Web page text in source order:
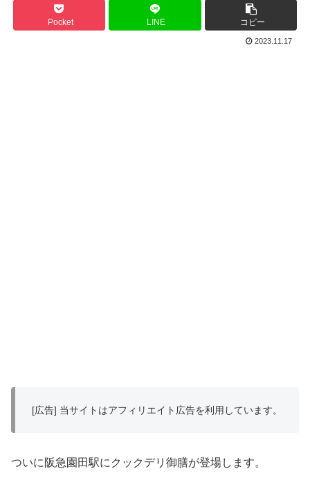
Pocket LINE コピー
2023.11.17
[広告] 当サイトはアフィリエイト広告を利用しています。
ついに阪急園田駅にクックデリ御膳が登場します。